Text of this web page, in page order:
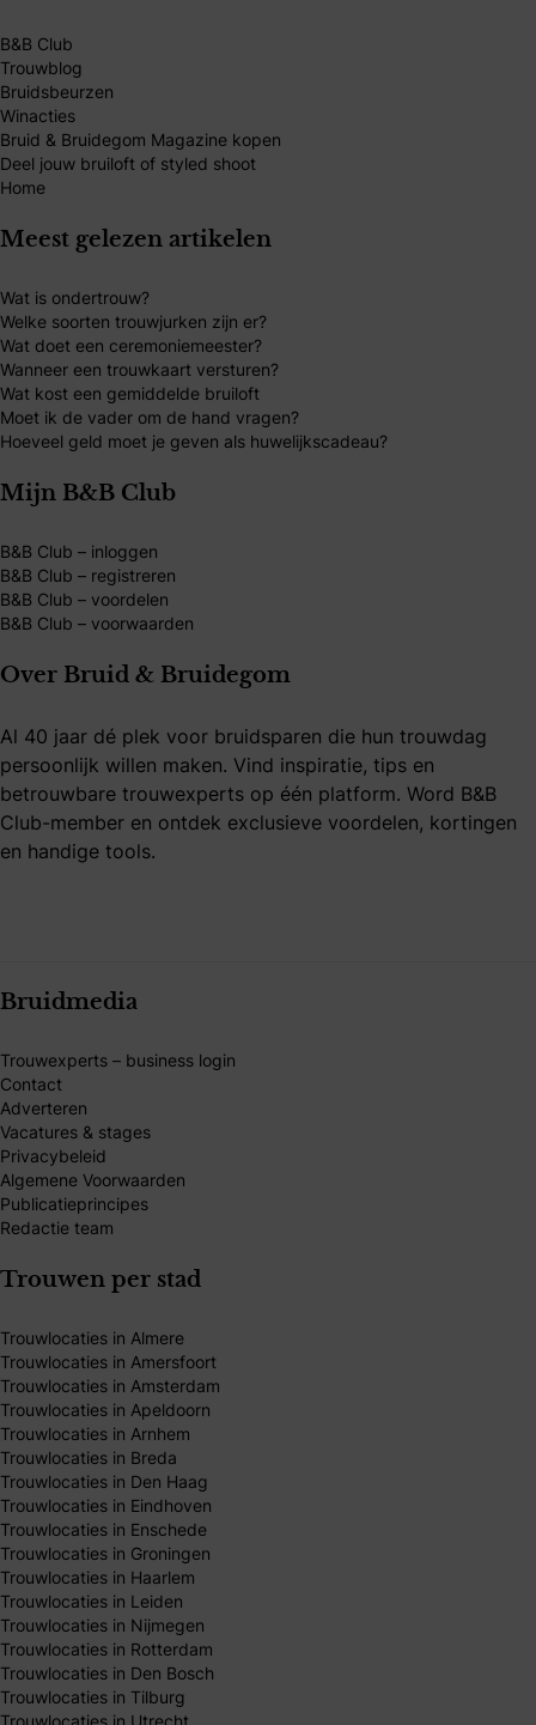
B&B Club
Trouwblog
Bruidsbeurzen
Winacties
Bruid & Bruidegom Magazine kopen
Deel jouw bruiloft of styled shoot
Home
Meest gelezen artikelen
Wat is ondertrouw?
Welke soorten trouwjurken zijn er?
Wat doet een ceremoniemeester?
Wanneer een trouwkaart versturen?
Wat kost een gemiddelde bruiloft
Moet ik de vader om de hand vragen?
Hoeveel geld moet je geven als huwelijkscadeau?
Mijn B&B Club
B&B Club – inloggen
B&B Club – registreren
B&B Club – voordelen
B&B Club – voorwaarden
Over Bruid & Bruidegom
Al 40 jaar dé plek voor bruidsparen die hun trouwdag
persoonlijk willen maken. Vind inspiratie, tips en
betrouwbare trouwexperts op één platform. Word B&B
Club-member en ontdek exclusieve voordelen, kortingen
en handige tools.
Bruidmedia
Trouwexperts – business login
Contact
Adverteren
Vacatures & stages
Privacybeleid
Algemene Voorwaarden
Publicatieprincipes
Redactie team
Trouwen per stad
Trouwlocaties in Almere
Trouwlocaties in Amersfoort
Trouwlocaties in Amsterdam
Trouwlocaties in Apeldoorn
Trouwlocaties in Arnhem
Trouwlocaties in Breda
Trouwlocaties in Den Haag
Trouwlocaties in Eindhoven
Trouwlocaties in Enschede
Trouwlocaties in Groningen
Trouwlocaties in Haarlem
Trouwlocaties in Leiden
Trouwlocaties in Nijmegen
Trouwlocaties in Rotterdam
Trouwlocaties in Den Bosch
Trouwlocaties in Tilburg
Trouwlocaties in Utrecht